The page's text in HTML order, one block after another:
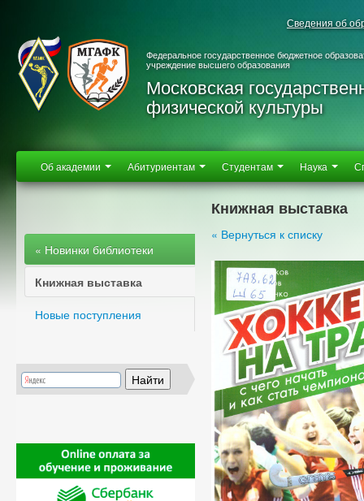
Сведения об
Федеральное государственное бюджетное
учреждение высшего образования
Московская
физической культуры
Об академии Абитуриентам Студентам Наука
« Новинки библиотеки
Книжная выставка
Новые поступления
Книжная выставка
« Вернуться к списку